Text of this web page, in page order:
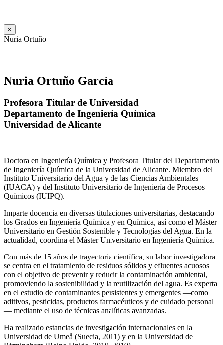
×
Nuria Ortuño
Nuria Ortuño García
Profesora Titular de Universidad
Departamento de Ingeniería Química
Universidad de Alicante
Doctora en Ingeniería Química y Profesora Titular del Departamento
de Ingeniería Química de la Universidad de Alicante. Miembro del
Instituto Universitario del Agua y de las Ciencias Ambientales
(IUACA) y del Instituto Universitario de Ingeniería de Procesos
Químicos (IUIPQ).
Imparte docencia en diversas titulaciones universitarias, destacando
los Grados en Ingeniería Química y en Química, así como el Máster
Universitario en Gestión Sostenible y Tecnologías del Agua. En la
actualidad, coordina el Máster Universitario en Ingeniería Química.
Con más de 15 años de trayectoria científica, su labor investigadora
se centra en el tratamiento de residuos sólidos y efluentes acuosos
con el objetivo de prevenir y reducir la contaminación ambiental,
promoviendo la sostenibilidad y la reutilización del agua. Es experta
en el estudio de contaminantes persistentes y emergentes —como
aditivos, pesticidas, productos farmacéuticos y de cuidado personal
— mediante el uso de técnicas analíticas avanzadas.
Ha realizado estancias de investigación internacionales en la
Universidad de Umeå (Suecia, 2011) y en la Universidad de